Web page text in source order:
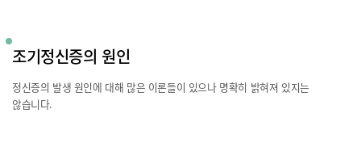
조기정신증의 원인
정신증의 발생 원인에 대해 많은 이론들이 있으나 명확히 밝혀져 있지는
않습니다.